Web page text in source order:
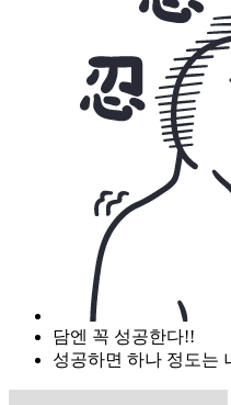
담엔 꼭 성공한다!!
성공하면 하나 정도는